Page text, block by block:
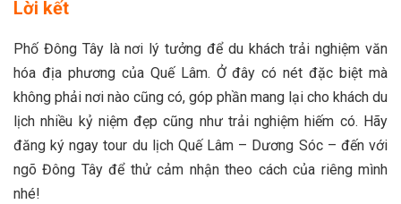
Lời kết
Phố Đông Tây là nơi lý tưởng để du khách trải nghiệm văn
hóa địa phương của Quế Lâm. Ở đây có nét đặc biệt mà
không phải nơi nào cũng có, góp phần mang lại cho khách du
lịch nhiều kỷ niệm đẹp cũng như trải nghiệm hiếm có. Hãy
đăng ký ngay tour du lịch Quế Lâm – Dương Sóc – đến với
ngõ Đông Tây để thử cảm nhận theo cách của riêng mình
nhé!